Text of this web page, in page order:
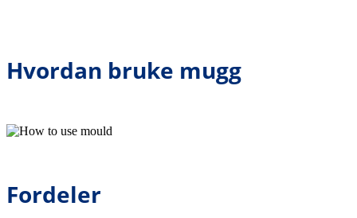
Hvordan bruke mugg
Fordeler